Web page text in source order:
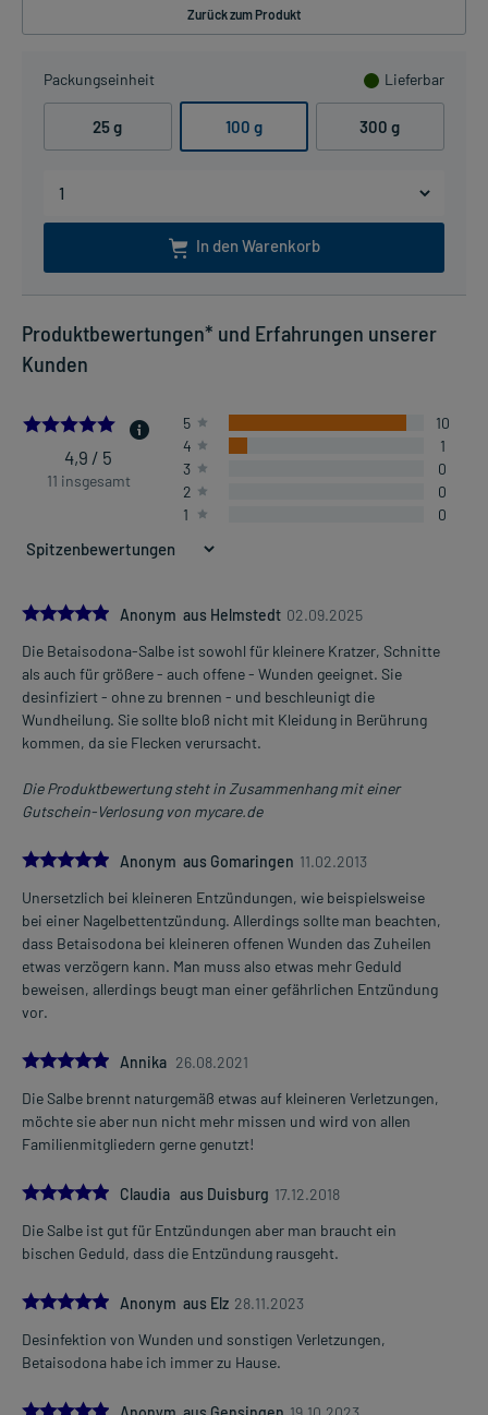
Zurück zum Produkt
Packungseinheit Lieferbar
25 g 100 g 300 g
In den Warenkorb
Produktbewertungen* und Erfahrungen unserer
Kunden
4.909090909090909
4,9 / 5
11 insgesamt
5
10
4
1
3
0
2
0
1
0
5.0Anonym aus Helmstedt 02.09.2025
Die Betaisodona-Salbe ist sowohl für kleinere Kratzer, Schnitte
als auch für größere - auch offene - Wunden geeignet. Sie
desinfiziert - ohne zu brennen - und beschleunigt die
Wundheilung. Sie sollte bloß nicht mit Kleidung in Berührung
kommen, da sie Flecken verursacht.
Die Produktbewertung steht in Zusammenhang mit einer
Gutschein-Verlosung von mycare.de
5.0Anonym aus Gomaringen 11.02.2013
Unersetzlich bei kleineren Entzündungen, wie beispielsweise
bei einer Nagelbettentzündung. Allerdings sollte man beachten,
dass Betaisodona bei kleineren offenen Wunden das Zuheilen
etwas verzögern kann. Man muss also etwas mehr Geduld
beweisen, allerdings beugt man einer gefährlichen Entzündung
vor.
5.0Annika 26.08.2021
Die Salbe brennt naturgemäß etwas auf kleineren Verletzungen,
möchte sie aber nun nicht mehr missen und wird von allen
Familienmitgliedern gerne genutzt!
5.0
Claudia aus Duisburg 17.12.2018
Die Salbe ist gut für Entzündungen aber man braucht ein
bischen Geduld, dass die Entzündung rausgeht.
5.0Anonym aus Elz 28.11.2023
Desinfektion von Wunden und sonstigen Verletzungen,
Betaisodona habe ich immer zu Hause.
5.0